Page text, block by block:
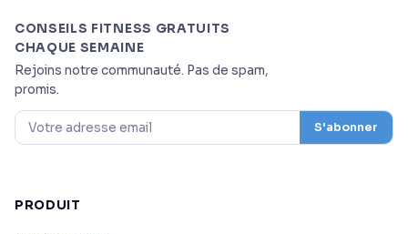
CONSEILS FITNESS GRATUITS
CHAQUE SEMAINE
Rejoins notre communauté. Pas de spam,
promis.
S'abonner
PRODUIT